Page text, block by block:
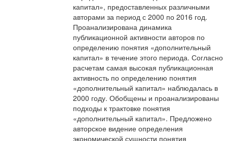
капитал», предоставленных различными
авторами за период с 2000 по 2016 год.
Проанализирована динамика
публикационной активности авторов по
определению понятия «дополнительный
капитал» в течение этого периода. Согласно
расчетам самая высокая публикационная
активность по определению понятия
«дополнительный капитал» наблюдалась в
2000 году. Обобщены и проанализированы
подходы к трактовке понятия
«дополнительный капитал». Предложено
авторское видение определения
экономической сущности понятия